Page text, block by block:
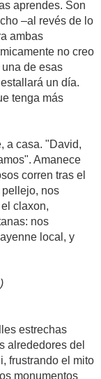
aprendes. Son
–al revés de lo
ambas
no creo
de esas
un día.
tenga más
a casa. "David,
Amanece
corren tras el
pellejo, nos
claxon,
nos
local, y
estrechas
alrededores del
frustrando el mito
monumentos